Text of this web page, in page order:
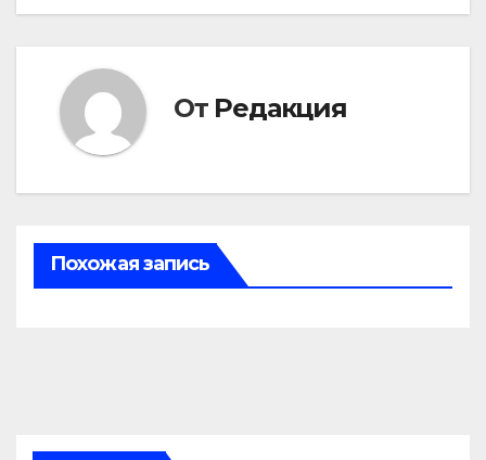
От Редакция
Похожая запись